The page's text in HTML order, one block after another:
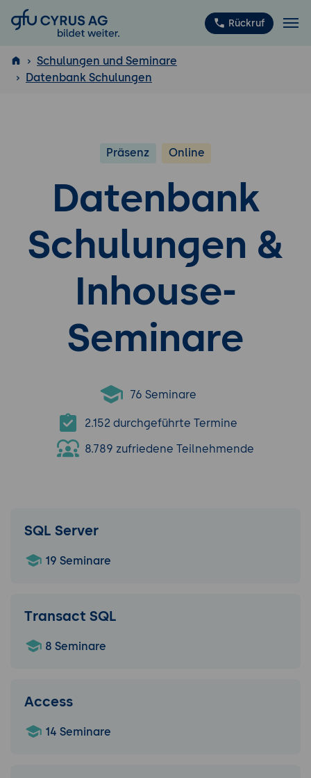
GFU Cyrus AG Rückruf
ISTQB
Schulungen und Seminare
Datenbank Schulungen
Präsenz Online
Datenbank
Schulungen &
Inhouse-
Seminare
76 Seminare
2.152 durchgeführte Termine
8.789 zufriedene Teilnehmende
SQL Server
19 Seminare
Transact SQL
8 Seminare
Access
14 Seminare